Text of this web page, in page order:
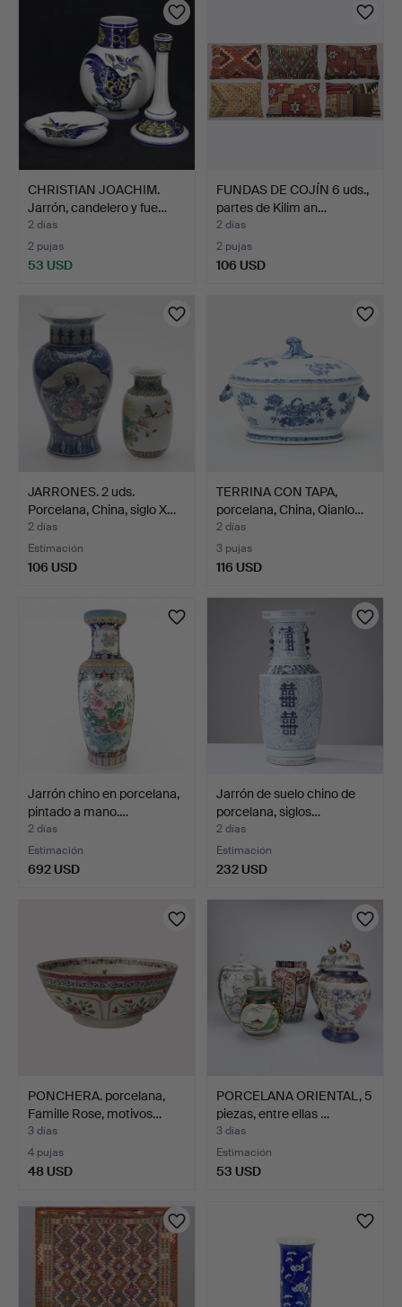
CHRISTIAN JOACHIM.
Jarrón, candelero y fue…
2 días
2 pujas
53 USD
FUNDAS DE COJÍN 6 uds.,
partes de Kilim an…
2 días
2 pujas
106 USD
JARRONES. 2 uds.
Porcelana, China, siglo X…
2 días
Estimación
106 USD
TERRINA CON TAPA,
porcelana, China, Qianlo…
2 días
3 pujas
116 USD
Jarrón chino en porcelana,
pintado a mano.…
2 días
Estimación
692 USD
Jarrón de suelo chino de
porcelana, siglos…
2 días
Estimación
232 USD
PONCHERA. porcelana,
Famille Rose, motivos…
3 días
4 pujas
48 USD
PORCELANA ORIENTAL, 5
piezas, entre ellas …
3 días
Estimación
53 USD